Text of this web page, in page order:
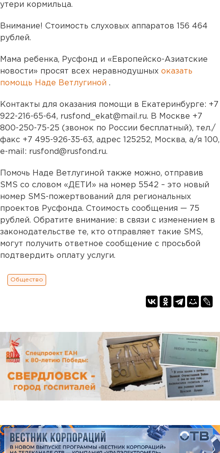
утери кормильца.
Внимание! Стоимость слуховых аппаратов 156 464
рублей.
Мама ребенка, Русфонд и «Европейско-Азиатские
новости» просят всех неравнодушных оказать
помощь Наде Ветлугиной .
Контакты для оказания помощи в Екатеринбурге: +7
922-216-65-64, rusfond_ekat@mail.ru. В Москве +7
800-250-75-25 (звонок по России бесплатный), тел./
факс +7 495-926-35-63, адрес 125252, Москва, а/я 100,
e-mail: rusfond@rusfond.ru.
Помочь Наде Ветлугиной также можно, отправив
SMS со словом «ДЕТИ» на номер 5542 – это новый
номер SMS-пожертвований для региональных
проектов Русфонда. Стоимость сообщения — 75
рублей. Обратите внимание: в связи с изменением в
законодательстве те, кто отправляет такие SMS,
могут получить ответное сообщение с просьбой
подтвердить оплату услуги.
Общество